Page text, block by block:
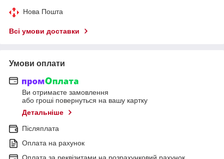
Нова Пошта
Всі умови доставки
Умови оплати
Ви отримаєте замовлення
або гроші повернуться на вашу картку
Детальніше
Післяплата
Оплата на рахунок